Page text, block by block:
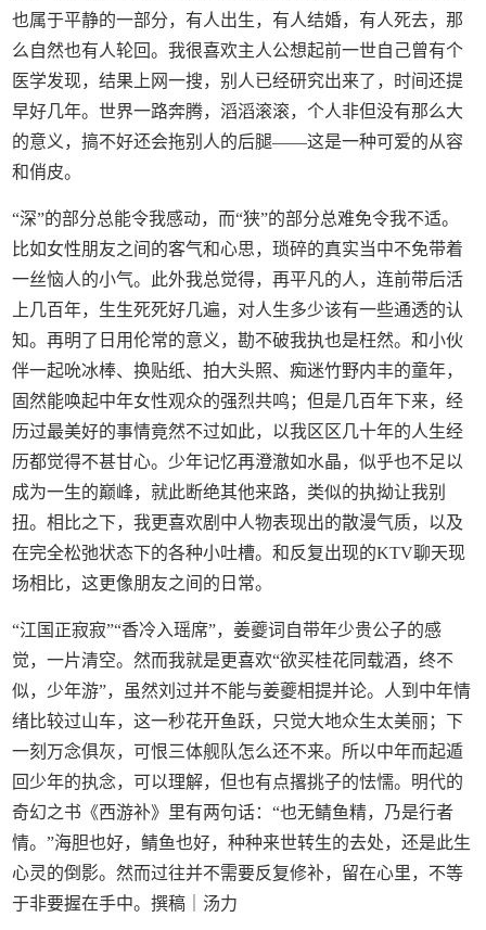
也属于平静的一部分，有人出生，有人结婚，有人死去，那
么自然也有人轮回。我很喜欢主人公想起前一世自己曾有个
医学发现，结果上网一搜，别人已经研究出来了，时间还提
早好几年。世界一路奔腾，滔滔滚滚，个人非但没有那么大
的意义，搞不好还会拖别人的后腿——这是一种可爱的从容
和俏皮。
“深”的部分总能令我感动，而“狭”的部分总难免令我不适。
比如女性朋友之间的客气和心思，琐碎的真实当中不免带着
一丝恼人的小气。此外我总觉得，再平凡的人，连前带后活
上几百年，生生死死好几遍，对人生多少该有一些通透的认
知。再明了日用伦常的意义，勘不破我执也是枉然。和小伙
伴一起吮冰棒、换贴纸、拍大头照、痴迷竹野内丰的童年，
固然能唤起中年女性观众的强烈共鸣；但是几百年下来，经
历过最美好的事情竟然不过如此，以我区区几十年的人生经
历都觉得不甚甘心。少年记忆再澄澈如水晶，似乎也不足以
成为一生的巅峰，就此断绝其他来路，类似的执拗让我别
扭。相比之下，我更喜欢剧中人物表现出的散漫气质，以及
在完全松弛状态下的各种小吐槽。和反复出现的KTV聊天现
场相比，这更像朋友之间的日常。
“江国正寂寂”“香冷入瑶席”，姜夔词自带年少贵公子的感
觉，一片清空。然而我就是更喜欢“欲买桂花同载酒，终不
似，少年游”，虽然刘过并不能与姜夔相提并论。人到中年情
绪比较过山车，这一秒花开鱼跃，只觉大地众生太美丽；下
一刻万念俱灰，可恨三体舰队怎么还不来。所以中年而起遁
回少年的执念，可以理解，但也有点撂挑子的怯懦。明代的
奇幻之书《西游补》里有两句话：“也无鲭鱼精，乃是行者
情。”海胆也好，鲭鱼也好，种种来世转生的去处，还是此生
心灵的倒影。然而过往并不需要反复修补，留在心里，不等
于非要握在手中。撰稿｜汤力